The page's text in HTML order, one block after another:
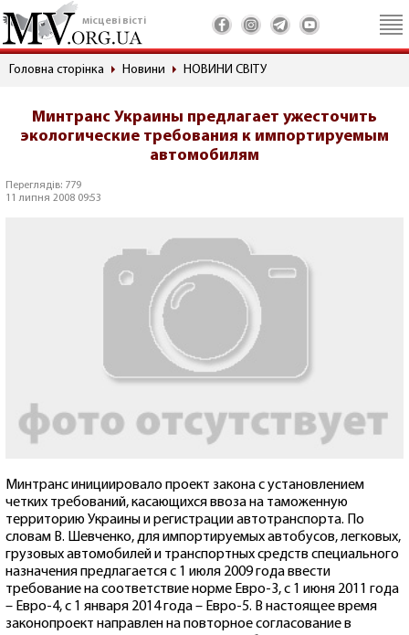
місцеві вісті
Головна сторінка Новини НОВИНИ СВІТУ
Минтранс Украины предлагает ужесточить
экологические требования к импортируемым
автомобилям
Переглядів: 779
11 липня 2008 09:53
Минтранс инициировало проект закона с установлением
четких требований, касающихся ввоза на таможенную
территорию Украины и регистрации автотранспорта. По
словам В. Шевченко, для импортируемых автобусов, легковых,
грузовых автомобилей и транспортных средств специального
назначения предлагается с 1 июля 2009 года ввести
требование на соответствие норме Евро-3, с 1 июня 2011 года
– Евро-4, с 1 января 2014 года – Евро-5. В настоящее время
законопроект направлен на повторное согласование в